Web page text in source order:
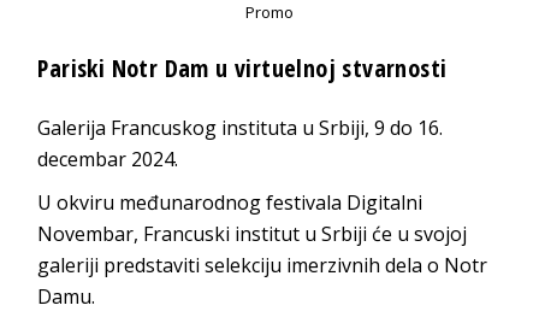
Promo
Pariski Notr Dam u virtuelnoj stvarnosti
Galerija Francuskog instituta u Srbiji, 9 do 16.
decembar 2024.
U okviru međunarodnog festivala Digitalni
Novembar, Francuski institut u Srbiji će u svojoj
galeriji predstaviti selekciju imerzivnih dela o Notr
Damu.